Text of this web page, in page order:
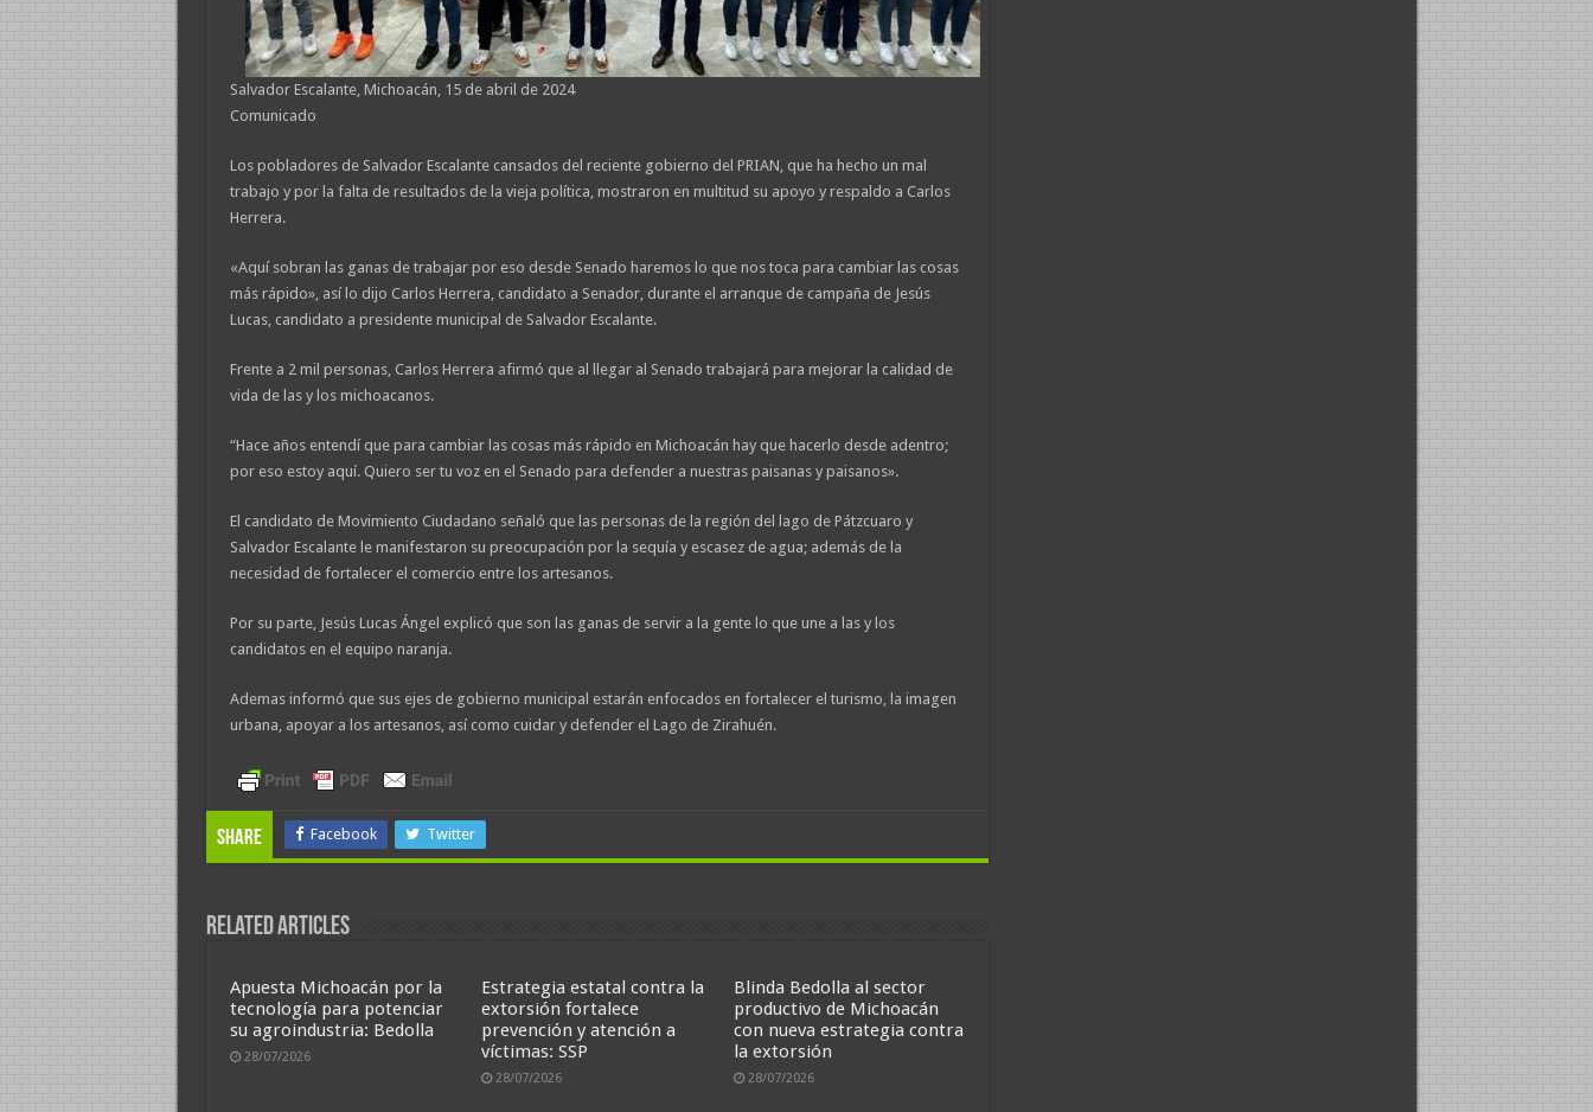
Salvador Escalante, Michoacán, 15 de abril de 2024
Comunicado
Los pobladores de Salvador Escalante cansados del reciente gobierno del PRIAN, que ha hecho un mal
trabajo y por la falta de resultados de la vieja política, mostraron en multitud su apoyo y respaldo a Carlos
Herrera.
«Aquí sobran las ganas de trabajar por eso desde Senado haremos lo que nos toca para cambiar las cosas
más rápido», así lo dijo Carlos Herrera, candidato a Senador, durante el arranque de campaña de Jesús
Lucas, candidato a presidente municipal de Salvador Escalante.
Frente a 2 mil personas, Carlos Herrera afirmó que al llegar al Senado trabajará para mejorar la calidad de
vida de las y los michoacanos.
“Hace años entendí que para cambiar las cosas más rápido en Michoacán hay que hacerlo desde adentro;
por eso estoy aquí. Quiero ser tu voz en el Senado para defender a nuestras paisanas y paisanos».
El candidato de Movimiento Ciudadano señaló que las personas de la región del lago de Pátzcuaro y
Salvador Escalante le manifestaron su preocupación por la sequía y escasez de agua; además de la
necesidad de fortalecer el comercio entre los artesanos.
Por su parte, Jesús Lucas Ángel explicó que son las ganas de servir a la gente lo que une a las y los
candidatos en el equipo naranja.
Ademas informó que sus ejes de gobierno municipal estarán enfocados en fortalecer el turismo, la imagen
urbana, apoyar a los artesanos, así como cuidar y defender el Lago de Zirahuén.
Share Facebook Twitter
Related Articles
Apuesta Michoacán por la
tecnología para potenciar
su agroindustria: Bedolla
28/07/2026
Estrategia estatal contra la
extorsión fortalece
prevención y atención a
víctimas: SSP
28/07/2026
Blinda Bedolla al sector
productivo de Michoacán
con nueva estrategia contra
la extorsión
28/07/2026